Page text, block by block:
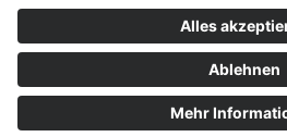
Impressum
Buchungsbedingungen
Zahlungsarten
EN
© Heide-Camp Schlaitz ≡